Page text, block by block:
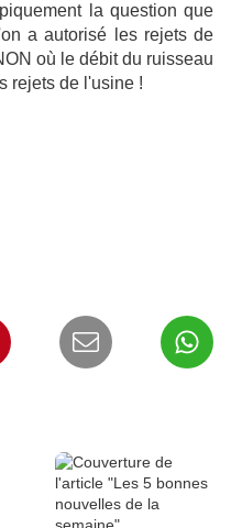
la question que
a autorisé les rejets de
où le débit du ruisseau
rejets de l'usine !